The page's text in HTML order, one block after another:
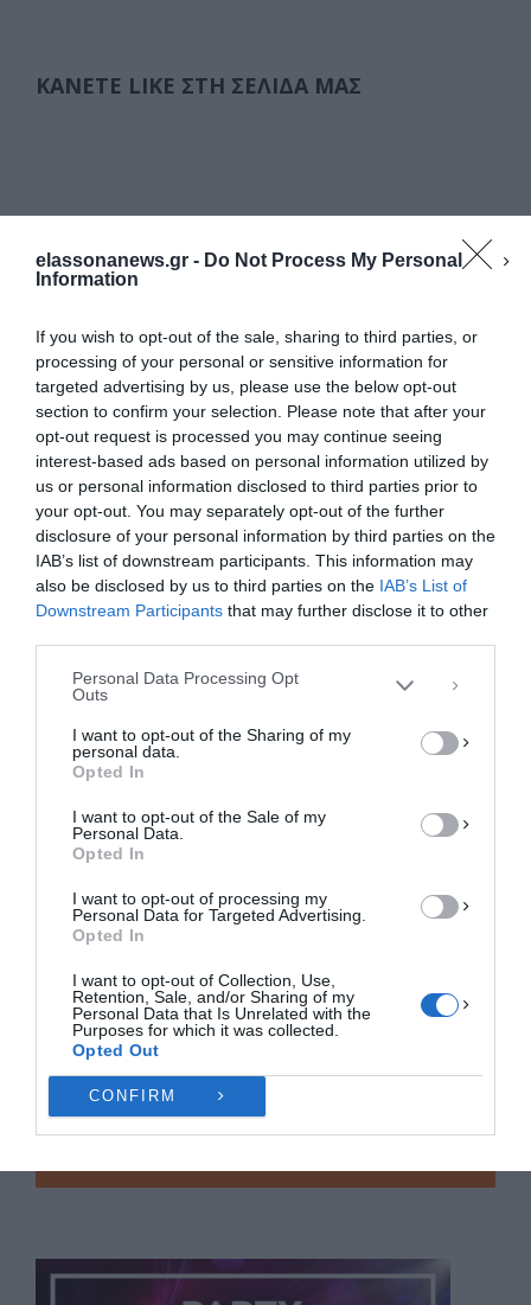
elassonanews.gr - Do Not Process My Personal
Information
If you wish to opt-out of the sale, sharing to third parties, or
processing of your personal or sensitive information for
targeted advertising by us, please use the below opt-out
section to confirm your selection. Please note that after your
opt-out request is processed you may continue seeing
interest-based ads based on personal information utilized by
us or personal information disclosed to third parties prior to
your opt-out. You may separately opt-out of the further
disclosure of your personal information by third parties on the
IAB’s list of downstream participants. This information may
also be disclosed by us to third parties on the IAB’s List of
Downstream Participants that may further disclose it to other
Personal Data Processing Opt
Outs
I want to opt-out of the Sharing of my
personal data.
Opted In
I want to opt-out of the Sale of my
Personal Data.
Opted In
I want to opt-out of processing my
Personal Data for Targeted Advertising.
Opted In
I want to opt-out of Collection, Use,
Retention, Sale, and/or Sharing of my
Personal Data that Is Unrelated with the
Purposes for which it was collected.
Opted Out
CONFIRM
Διαχείριση Συγκατάθεσης
Για να παρέχουμε την καλύτερη εμπειρία, χρησιμοποιούμε τεχνολογίες όπως
cookies για την αποθήκευση ή/και την πρόσβαση σε πληροφορίες συσκευών.
Η συγκατάθεση για τις εν λόγω τεχνολογίες θα μας επιτρέψει να
επεξεργαστούμε δεδομένα προσωπικού χαρακτήρα, όπως συμπεριφορά
περιήγησης ή μοναδικά αναγνωριστικά σε αυτόν τον ιστότοπο. Η μη
συγκατάθεση ή η ανάκληση της συγκατάθεσης, μπορεί να επηρεάσει
αρνητικά ορισμένες λειτουργίες και δυνατότητες.
ΠΡΟΒΟΛΉ ΠΡΟΤΙΜΉΣΕΩΝ
Πολιτική Cookies
ΚΆΝΕΤΕ LIKE ΣΤΗ ΣΕΛΊΔΑ ΜΑΣ